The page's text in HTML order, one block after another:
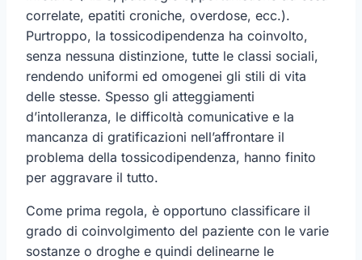
correlate, epatiti croniche, overdose, ecc.).
Purtroppo, la tossicodipendenza ha coinvolto,
senza nessuna distinzione, tutte le classi sociali,
rendendo uniformi ed omogenei gli stili di vita
delle stesse. Spesso gli atteggiamenti
d’intolleranza, le difficoltà comunicative e la
mancanza di gratificazioni nell’affrontare il
problema della tossicodipendenza, hanno finito
per aggravare il tutto.
Come prima regola, è opportuno classificare il
grado di coinvolgimento del paziente con le varie
sostanze o droghe e quindi delinearne le